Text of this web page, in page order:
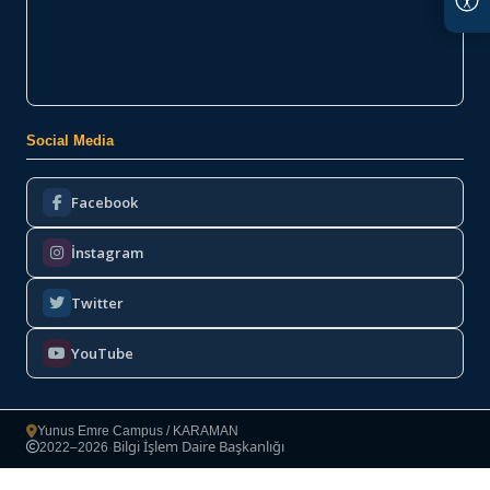
Social Media
Facebook
İnstagram
Twitter
YouTube
Yunus Emre Campus / KARAMAN
Copyright
2022–2026·Bilgi İşlem Daire Başkanlığı